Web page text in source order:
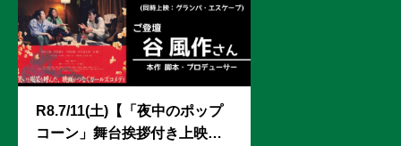
R8.7/11(土)【「夜中のポップ
コーン」舞台挨拶付き上映